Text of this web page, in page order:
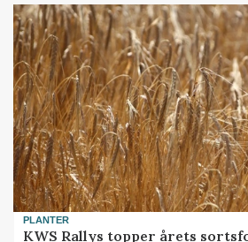
PLANTER
KWS Rallys topper årets